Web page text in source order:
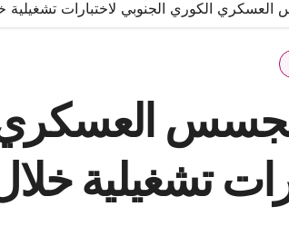
الكوري الجنوبي لاختبارات
تشغيلية